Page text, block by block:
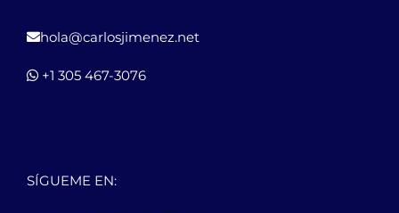
hola@carlosjimenez.net
+1 305 467-3076
SÍGUEME EN: